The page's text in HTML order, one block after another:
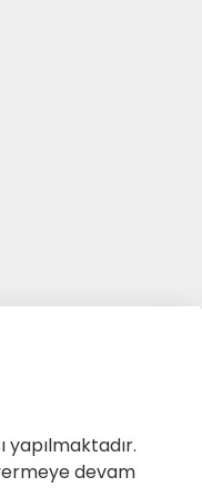
yapılmaktadır.
devam